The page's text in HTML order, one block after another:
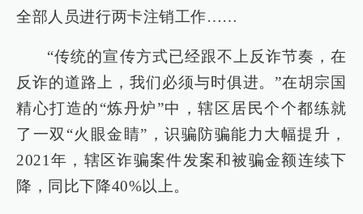
全部人员进行两卡注销工作……
“传统的宣传方式已经跟不上反诈节奏，在
反诈的道路上，我们必须与时俱进。”在胡宗国
精心打造的“炼丹炉”中，辖区居民个个都练就
了一双“火眼金睛”，识骗防骗能力大幅提升，
2021年，辖区诈骗案件发案和被骗金额连续下
降，同比下降40%以上。